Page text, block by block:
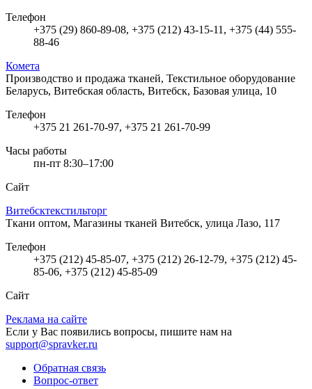
Телефон
+375 (29) 860-89-08, +375 (212) 43-15-11, +375 (44) 555-
88-46
Комета
Производство и продажа тканей, Текстильное оборудование
Беларусь, Витебская область, Витебск, Базовая улица, 10
Телефон
+375 21 261-70-97, +375 21 261-70-99
Часы работы
пн-пт 8:30–17:00
Сайт
Витебсктекстильторг
Ткани оптом, Магазины тканей Витебск, улица Лазо, 117
Телефон
+375 (212) 45-85-07, +375 (212) 26-12-79, +375 (212) 45-
85-06, +375 (212) 45-85-09
Сайт
Реклама на сайте
Если у Вас появились вопросы, пишите нам на
support@spravker.ru
Обратная связь
Вопрос-ответ